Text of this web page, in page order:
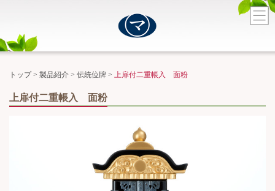
トップ> 製品紹介 > 伝統位牌 > 上扉付二重帳入 面粉
上扉付二重帳入 面粉